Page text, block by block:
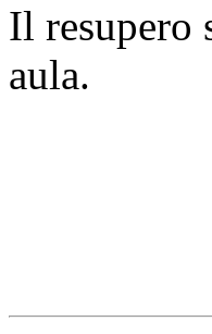
Il resupero
aula.